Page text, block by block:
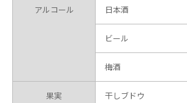
アルコール 日本酒
ビール
梅酒
果実 干しブドウ